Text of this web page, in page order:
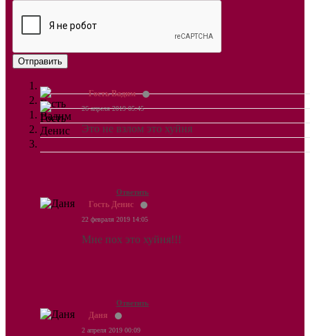
Отправить
Гость Вадим
26 апреля 2019 05:45
Это не взлом это хуйня
Ответить
Гость Денис
22 февраля 2019 14:05
Мне пох это хуйня!!!
Ответить
Даня
2 апреля 2019 00:09